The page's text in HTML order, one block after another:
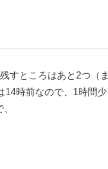
すところはあと2つ（ま
14時前なので、1時間少